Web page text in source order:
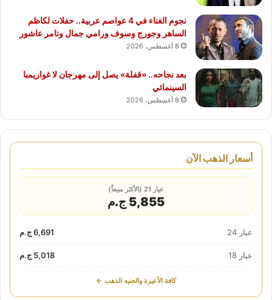
نجوم الغناء في 4 عواصم عربية.. حفلات لكاظم
الساهر وجورج وسوف ورامي جمال وتامر عاشور
8 أغسطس، 2026
بعد نجاحه.. «قفلة» يصل إلى مهرجان لا غواريمبا
السينمائي
8 أغسطس، 2026
أسعار الذهب الآن
عيار 21 (الأكثر مبيعاً)
5,855 ج.م
عيار 24 6,691 ج.م
عيار 18 5,018 ج.م
كافة الأعيرة والجنيه الذهب ←